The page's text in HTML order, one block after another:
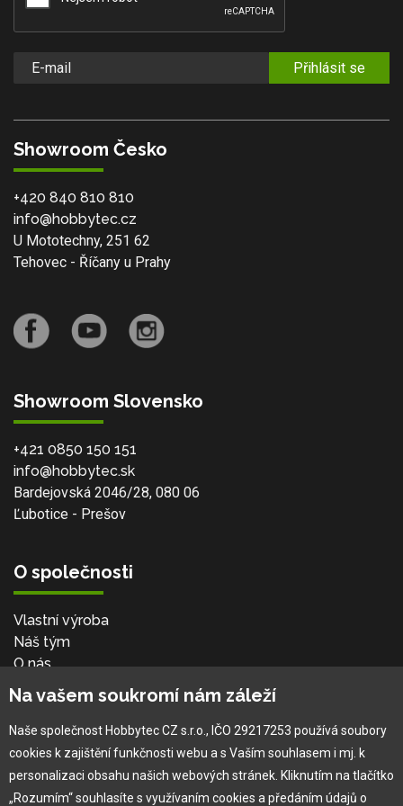
Přihlásit se
Showroom Česko
+420 840 810 810
info@hobbytec.cz
U Mototechny, 251 62
Tehovec - Říčany u Prahy
Showroom Slovensko
+421 0850 150 151
info@hobbytec.sk
Bardejovská 2046/28, 080 06
Ľubotice - Prešov
O společnosti
Vlastní výroba
Náš tým
O nás
Pro zákazníka
Obchodní podmínky
Věrnostní program
Na vašem soukromí nám záleží
Naše společnost Hobbytec CZ s.r.o., IČO 29217253 používá soubory
cookies k zajištění funkčnosti webu a s Vaším souhlasem i mj. k
personalizaci obsahu našich webových stránek. Kliknutím na tlačítko
„Rozumím“ souhlasíte s využívaním cookies a předáním údajů o